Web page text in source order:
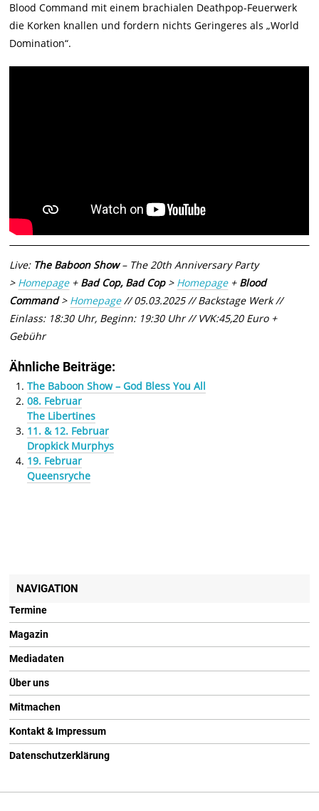
Blood Command mit einem brachialen Deathpop-Feuerwerk
die Korken knallen und fordern nichts Geringeres als „World
Domination“.
Live: The Baboon Show– The 20th Anniversary Party
> Homepage+ Bad Cop, Bad Cop> Homepage+ Blood
Command> Homepage// 05.03.2025 // Backstage Werk //
Einlass: 18:30 Uhr, Beginn: 19:30 Uhr // VVK:45,20 Euro +
Gebühr
Ähnliche Beiträge:
The Baboon Show – God Bless You All
08. Februar
The Libertines
11. & 12. Februar
Dropkick Murphys
19. Februar
Queensryche
NAVIGATION
Termine
Magazin
Mediadaten
Über uns
Mitmachen
Kontakt & Impressum
Datenschutzerklärung